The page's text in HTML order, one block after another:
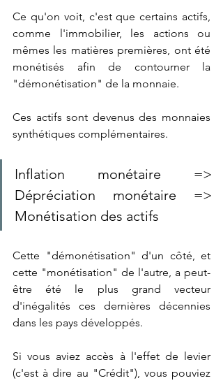
Ce qu'on voit, c'est que certains actifs,
comme l'immobilier, les actions ou
mêmes les matières premières, ont été
monétisés afin de contourner la
"démonétisation" de la monnaie.
Ces actifs sont devenus des monnaies
synthétiques complémentaires.
Inflation monétaire =>
Dépréciation monétaire =>
Monétisation des actifs
Cette "démonétisation" d'un côté, et
cette "monétisation" de l'autre, a peut-
être été le plus grand vecteur
d'inégalités ces dernières décennies
dans les pays développés.
Si vous aviez accès à l'effet de levier
(c'est à dire au "Crédit"), vous pouviez